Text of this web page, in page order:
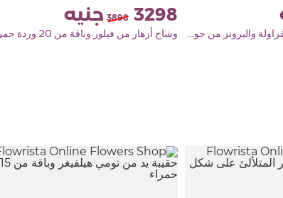
مجموعة العناية بالجسم بالفراولة والبرونز من جوفياليتي وباقة من الورود الحمراء
3298
3898
وشاح أزهار من فيلور وباقة من 20 وردة حمراء